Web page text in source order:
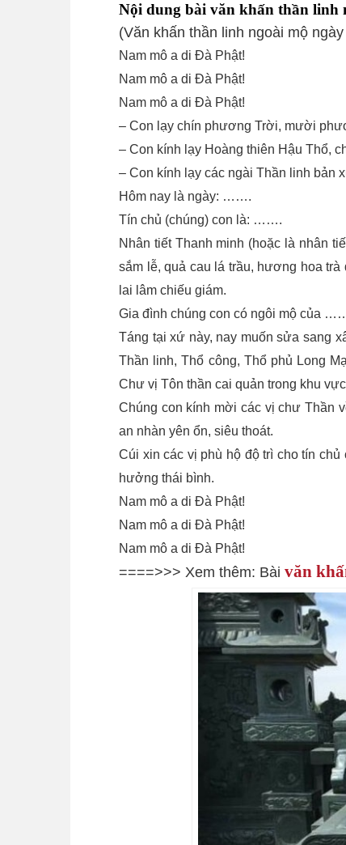
Nội dung bài văn khấn thần linh
(Văn khấn thần linh ngoài mộ
Nam mô a di Đà Phật!
Nam mô a di Đà Phật!
Nam mô a di Đà Phật!
– Con lạy chín phương Trời, mười
– Con kính lạy Hoàng thiên Hậu Thổ,
– Con kính lạy các ngài Thần linh bản
Hôm nay là ngày: …….
Tín chủ (chúng) con là: …….
Nhân tiết Thanh minh (hoặc là nhân
sắm lễ, quả cau lá trầu, hương hoa
lai lâm chiếu giám.
Gia đình chúng con có ngôi mộ của
Táng tại xứ này, nay muốn sửa sang
Thần linh, Thổ công, Thổ phủ Long
Chư vị Tôn thần cai quản trong khu
Chúng con kính mời các vị chư Thần
an nhàn yên ổn, siêu thoát.
Cúi xin các vị phù hộ độ trì cho tín
hưởng thái bình.
Nam mô a di Đà Phật!
Nam mô a di Đà Phật!
Nam mô a di Đà Phật!
====>>> Xem thêm: Bài văn